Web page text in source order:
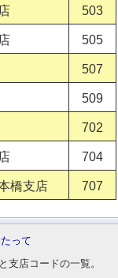
503
505
507
509
702
704
橋支店 707
って
支店コードの一覧。